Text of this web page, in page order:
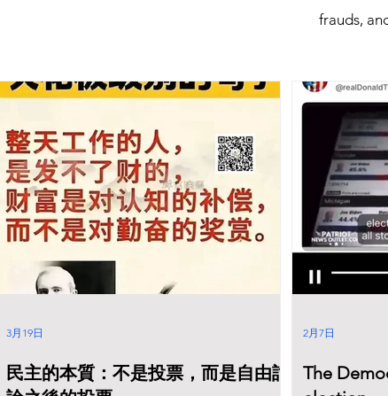
frauds,
民主的本質：不是投票，而是自由討
3月19日
The
2月7日